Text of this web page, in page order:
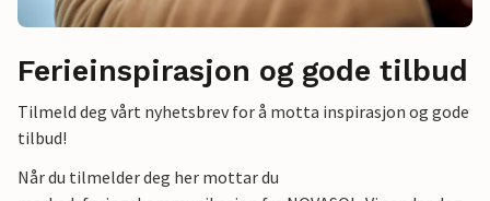
Ferieinspirasjon og gode tilbud
Tilmeld deg vårt nyhetsbrev for å motta inspirasjon og gode
tilbud!
Når du tilmelder deg her mottar du